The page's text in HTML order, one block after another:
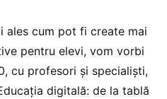
ales cum pot fi create mai
pentru elevi, vom vorbi
cu profesori și specialiști,
digitală: de la tablă